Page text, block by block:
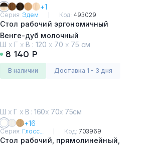
+1
Серия:Эдем Код: 493029
Стол рабочий эргономичный
Венге-дуб молочный
Ш х Г х В : 120 х 70 х 75 см
8 140 Р
в наличии Доставка 1 - 3 дня
Ш х Г х В : 160х 70х 75см
+16
Серия: Глосс... Код: 703969
Стол рабочий, прямолинейный,